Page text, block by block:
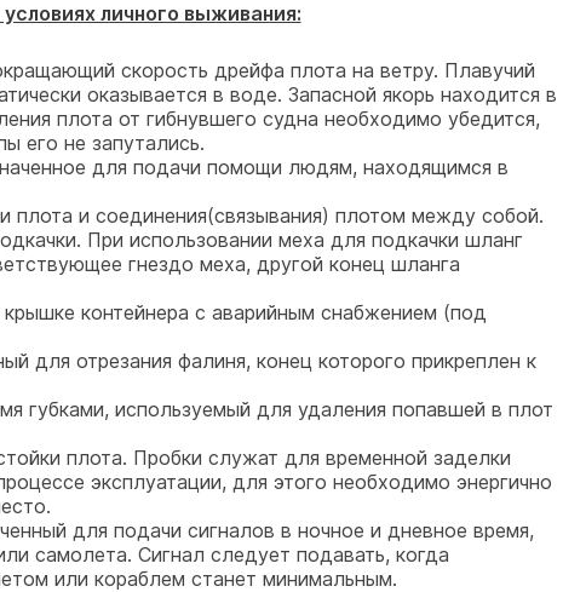
личного выживания:
скорость дрейфа плота на ветру. Плавучий
оказывается в воде. Запасной якорь находится в
плота от гибнувшего судна необходимо убедится,
его не запутались.
для подачи помощи людям, находящимся в
и соединения(связывания) плотом между собой.
При использовании меха для подкачки шланг
гнездо меха, другой конец шланга
контейнера с аварийным снабжением (под
отрезания фалиня, конец которого прикреплен к
губками, используемый для удаления попавшей в плот
плота. Пробки служат для временной заделки
эксплуатации, для этого необходимо энергично
для подачи сигналов в ночное и дневное время,
самолета. Сигнал следует подавать, когда
или кораблем станет минимальным.